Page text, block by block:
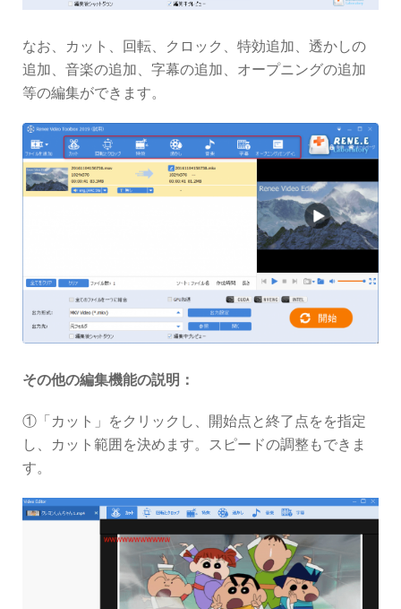
なお、カット、回転、クロック、特効追加、透かしの
追加、音楽の追加、字幕の追加、オープニングの追加
等の編集ができます。
その他の編集機能の説明：
①「カット」をクリックし、開始点と終了点をを指定
し、カット範囲を決めます。スピードの調整もできま
す。